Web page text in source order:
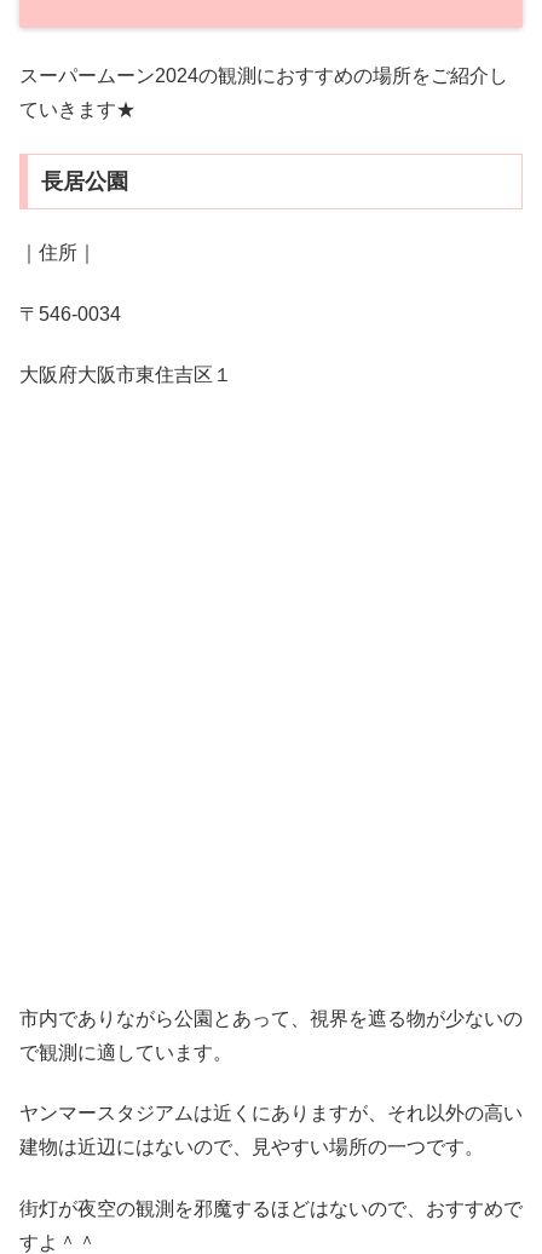
スーパームーン2024の観測におすすめの場所をご紹介し
ていきます★
長居公園
｜住所｜
〒546-0034
大阪府大阪市東住吉区１
市内でありながら公園とあって、視界を遮る物が少ないの
で観測に適しています。
ヤンマースタジアムは近くにありますが、それ以外の高い
建物は近辺にはないので、見やすい場所の一つです。
街灯が夜空の観測を邪魔するほどはないので、おすすめで
すよ＾＾